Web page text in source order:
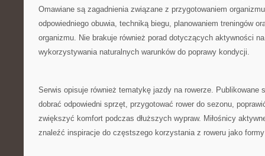
Omawiane są zagadnienia związane z przygotowaniem
odpowiedniego obuwia, techniką biegu, planowaniem treningów
organizmu. Nie brakuje również porad dotyczących aktywności
wykorzystywania naturalnych warunków do poprawy kondycji.
Serwis opisuje również tematykę jazdy na rowerze. Publikowane
dobrać odpowiedni sprzęt, przygotować rower do sezonu,
zwiększyć komfort podczas dłuższych wypraw. Miłośnicy
znaleźć inspiracje do częstszego korzystania z roweru jako